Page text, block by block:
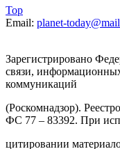
Top
Email: planet-
Зарегистрировано
связи,
коммуникаций
(Роскомнадзор).
ФС 77 – 83392. При
цитировании